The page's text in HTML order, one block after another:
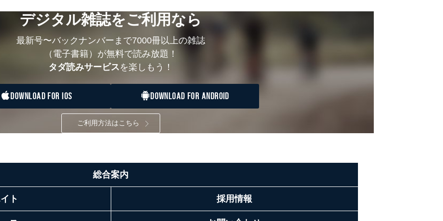
デジタル雑誌をご利用なら
最新号〜バックナンバーまで7000冊以上の雑誌
（電子書籍）が無料で読み放題！
タダ読みサービスを楽しもう！
DOWNLOAD FOR IOS DOWNLOAD FOR ANDROID
ご利用方法はこちら
総合案内
ト 採用情報